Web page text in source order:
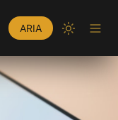
ARIA